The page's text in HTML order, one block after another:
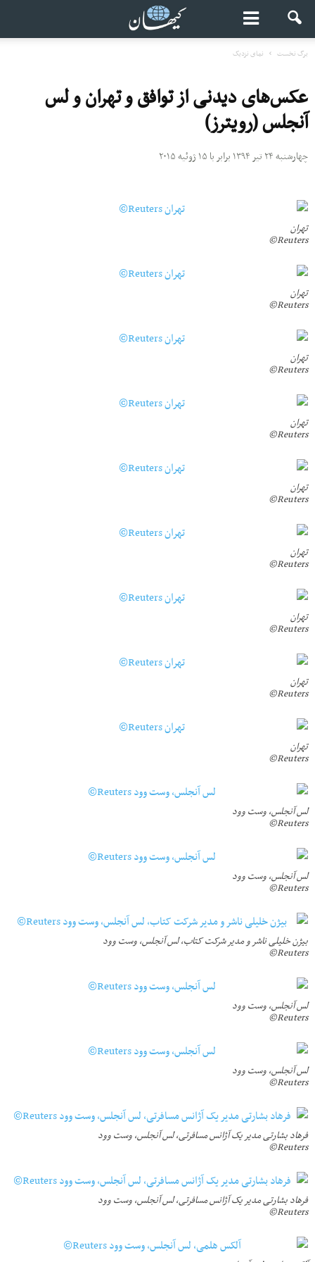
برگ نخست نمای نزدیک
عکس‌‌های دیدنی از توافق و تهران و لس
آنجلس (رویترز)
چهارشنبه ۲۴ تیر ۱۳۹۴ برابر با ۱۵ ژوئیه ۲۰۱۵
تهران
Reuters©
تهران
Reuters©
تهران
Reuters©
تهران
Reuters©
تهران
Reuters©
تهران
Reuters©
تهران
Reuters©
تهران
Reuters©
تهران
Reuters©
لس آنجلس، وست وود
Reuters©
لس آنجلس، وست وود
Reuters©
بیژن خلیلی ناشر و مدیر شرکت کتاب، لس آنجلس، وست وود
Reuters©
لس آنجلس، وست وود
Reuters©
لس آنجلس، وست وود
Reuters©
فرهاد بشارتی مدیر یک آژانس مسافرتی، لس آنجلس، وست وود
Reuters©
فرهاد بشارتی مدیر یک آژانس مسافرتی، لس آنجلس، وست وود
Reuters©